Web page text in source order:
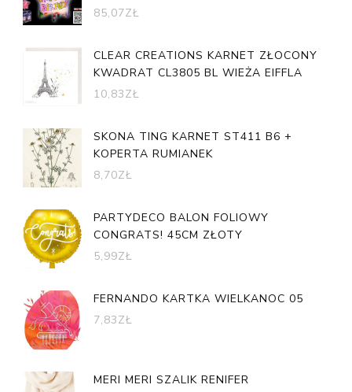
85,07ZŁ
CLEAR CREATIONS KARNET ZŁOCONY
KWADRAT CL3805 BL WIEŻA EIFFLA
10,83ZŁ
SKONA TING KARNET ST411 B6 +
KOPERTA RUMIANEK
8,70ZŁ
PARTYDECO BALON FOLIOWY
CONGRATS! 45CM ZŁOTY
5,99ZŁ
FERNANDO KARTKA WIELKANOC 05
7,83ZŁ
MERI MERI SZALIK RENIFER